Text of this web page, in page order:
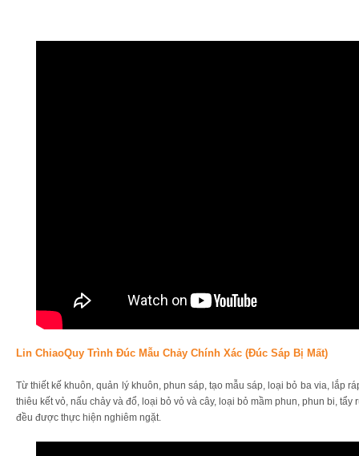
Lin ChiaoQuy Trình Đúc Mẫu Chảy Chính Xác (đúc Sáp Bị Mất)
Từ thiết kế khuôn, quản lý khuôn, phun sáp, tạo mẫu sáp, loại bỏ ba via, lắp
thiêu kết vỏ, nấu chảy và đổ, loại bỏ vỏ và cây, loại bỏ mầm phun, phun bi,
đều được thực hiện nghiêm ngặt.